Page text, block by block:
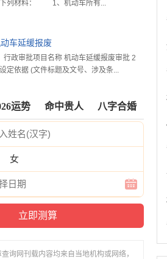
列材料： 1、机动车所有...
车延缓报废
行政审批项目名称 机动车延缓报废审批 2
定依据 (文件标题及文号、涉及条...
运势 命中贵人 八字合婚
女
询网刊载内容均来自当地机构或网络，